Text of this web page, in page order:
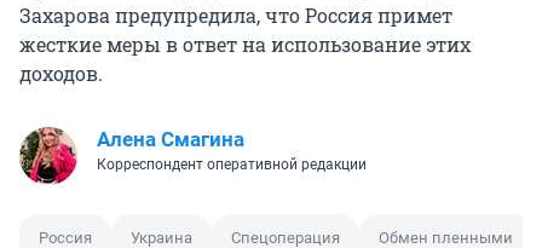
Захарова предупредила, что Россия примет
жесткие меры в ответ на использование этих
доходов.
Алена Смагина
Корреспондент оперативной редакции
Россия Украина Спецоперация Обмен пленными